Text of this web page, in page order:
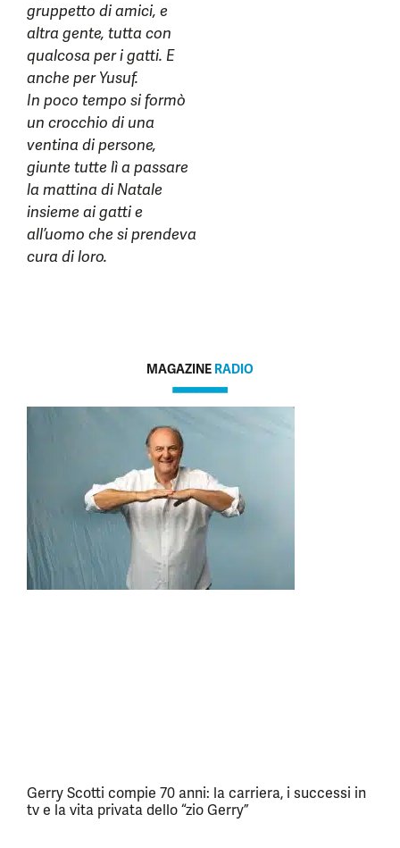
gruppetto di amici, e
altra gente, tutta con
qualcosa per i gatti. E
anche per Yusuf.
In poco tempo si formò
un crocchio di una
ventina di persone,
giunte tutte lì a passare
la mattina di Natale
insieme ai gatti e
all’uomo che si prendeva
cura di loro.
MAGAZINE RADIO
Gerry Scotti compie 70 anni: la carriera, i successi in
tv e la vita privata dello “zio Gerry”